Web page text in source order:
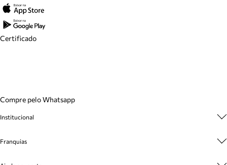
Certificado
Compre pelo Whatsapp
Institucional
Cashback
Franquias